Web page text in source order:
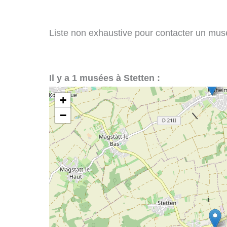
Liste non exhaustive pour contacter un
Il y a 1 musées à Stetten :
+
−